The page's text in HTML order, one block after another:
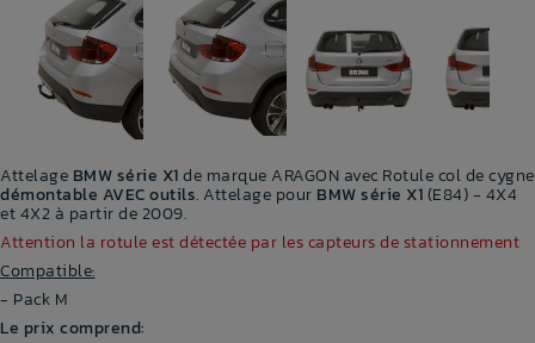
Attelage BMW série X1de marque ARAGON avec Rotule col de cygne
démontable AVEC outils. Attelage pour BMW série X1(E84) - 4X4
et 4X2 à partir de 2009.
Attention la rotule est détectée par les capteurs de stationnement
Compatible:
- Pack M
Le prix comprend: